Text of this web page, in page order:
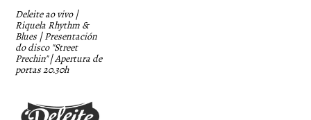
Deleite ao vivo |
Riquela Rhythm &
Blues | Presentación
do disco "Street
Prechin" | Apertura de
portas 20.30h